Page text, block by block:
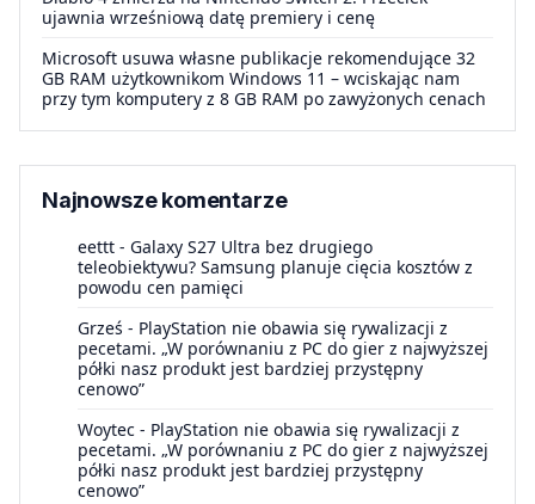
ujawnia wrześniową datę premiery i cenę
Microsoft usuwa własne publikacje rekomendujące 32
GB RAM użytkownikom Windows 11 – wciskając nam
przy tym komputery z 8 GB RAM po zawyżonych cenach
Najnowsze komentarze
eettt - Galaxy S27 Ultra bez drugiego
teleobiektywu? Samsung planuje cięcia kosztów z
powodu cen pamięci
Grześ - PlayStation nie obawia się rywalizacji z
pecetami. „W porównaniu z PC do gier z najwyższej
półki nasz produkt jest bardziej przystępny
cenowo”
Woytec - PlayStation nie obawia się rywalizacji z
pecetami. „W porównaniu z PC do gier z najwyższej
półki nasz produkt jest bardziej przystępny
cenowo”